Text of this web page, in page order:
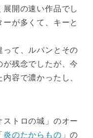
開の速い作品でし
が多くて、キーと
って、ルパンとその
残念でしたが、今
容で濃かったし、
トロの城」のオー
炎のたからもの 」の